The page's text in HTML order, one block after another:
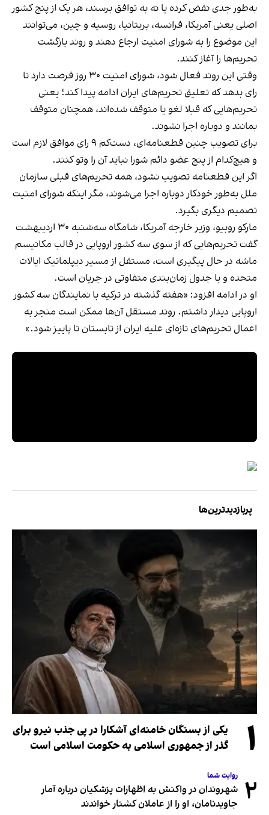
به‌طور جدی نقض کرده یا نه به توافق برسند، هر یک از پنج کشور
اصلی یعنی آمریکا، فرانسه، بریتانیا، روسیه و چین، می‌توانند
این موضوع را به شورای امنیت ارجاع دهند و روند بازگشت
تحریم‌ها را آغاز کنند.
وقتی این روند فعال شود، شورای امنیت ۳۰ روز فرصت دارد تا
رای بدهد که تعلیق تحریم‌های ایران ادامه پیدا کند؛ یعنی
تحریم‌هایی که قبلا لغو یا متوقف شده‌اند، همچنان متوقف
بمانند و دوباره اجرا نشوند.
برای تصویب چنین قطعنامه‌ای، دست‌کم ۹ رای موافق لازم است
و هیچ‌کدام از پنج عضو دائم شورا نباید آن را وتو کنند.
اگر این قطعنامه تصویب نشود، همه تحریم‌های قبلی سازمان
ملل به‌طور خودکار دوباره اجرا می‌شوند، مگر اینکه شورای امنیت
تصمیم دیگری بگیرد.
مارکو روبیو، وزیر خارجه آمریکا، شامگاه سه‌شنبه ۳۰ اردیبهشت
گفت تحریم‌هایی که از سوی سه کشور اروپایی در قالب مکانیسم
ماشه در حال پیگیری است، مستقل از مسیر دیپلماتیک ایالات
متحده و با جدول زمان‌بندی متفاوتی در جریان است.
او در ادامه افزود: «هفته گذشته در ترکیه با نمایندگان سه کشور
اروپایی دیدار داشتم. روند مستقل آن‌ها ممکن است منجر به
اعمال تحریم‌های تازه‌ای علیه ایران از تابستان تا پاییز شود.»
پربازدیدترین‌ها
۱
یکی از بستگان خامنه‌ای آشکارا در پی جذب نیرو برای
گذر از جمهوری اسلامی به حکومت اسلامی است
۲ روایت شما
شهروندان در واکنش به اظهارات پزشکیان درباره آمار
جاویدنامان، او را از عاملان کشتار خواندند